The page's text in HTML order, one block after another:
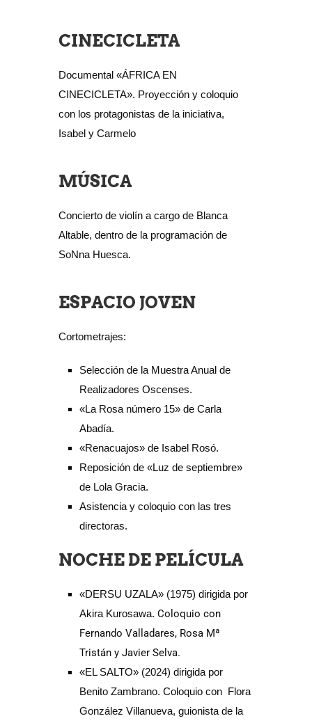
CINECICLETA
Documental «ÁFRICA EN
CINECICLETA». Proyección y coloquio
con los protagonistas de la iniciativa,
Isabel y Carmelo
MÚSICA
Concierto de violín a cargo de Blanca
Altable, dentro de la programación de
SoNna Huesca.
ESPACIO JOVEN
Cortometrajes:
Selección de la Muestra Anual de
Realizadores Oscenses.
«La Rosa número 15» de Carla
Abadía.
«Renacuajos» de Isabel Rosó.
Reposición de «Luz de septiembre»
de Lola Gracia.
Asistencia y coloquio con las tres
directoras.
NOCHE DE PELÍCULA
«DERSU UZALA» (1975) dirigida por
Akira Kurosawa. Coloquio con
Fernando Valladares, Rosa Mª
Tristán y Javier Selva.
«EL SALTO» (2024) dirigida por
Benito Zambrano. Coloquio con Flora
González Villanueva, guionista de la